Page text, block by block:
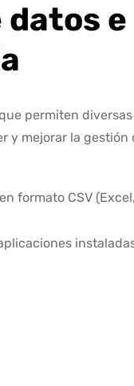
datos e
permiten
y mejorar la
formato CSV